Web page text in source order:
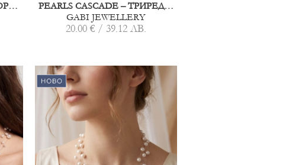
КОЛИЕ TERRA CHIC – ТЮРКОАЗ
PEARLS CASCADE – ТРИРЕДНА ГРИВНА ОТ ПЕРЛИ
GABI JEWELLERY
20.00 € / 39.12 ЛВ.